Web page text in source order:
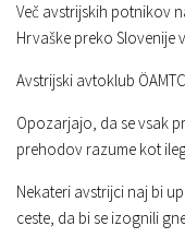
Več avstrijskih potnikov
Hrvaške preko Slovenije
Avstrijski avtoklub
Opozarjajo, da se vsak
prehodov razume kot
Nekateri avstrijci naj bi
ceste, da bi se izognili